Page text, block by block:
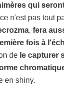
qui
n'est pas tout
, fera
fois à
de le capturer
en shiny.